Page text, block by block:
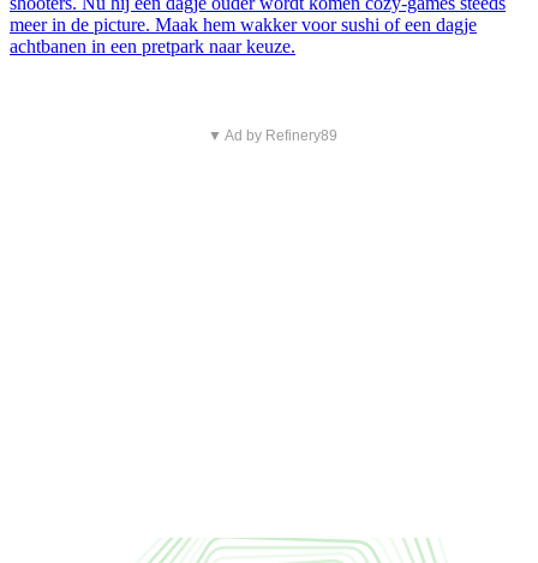
meer in de picture. Maak hem wakker voor sushi of een dagje
achtbanen in een pretpark naar keuze.
▼ Ad by Refinery89